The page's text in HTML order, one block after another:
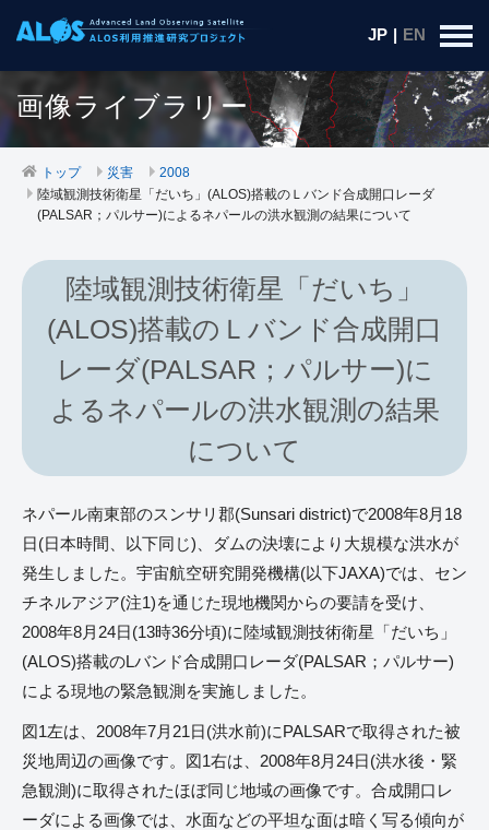
JP | EN
画像ライブラリー
トップ 災害
2008
陸域観測技術衛星「だいち」(ALOS)搭載のＬバンド合成開口レーダ
(PALSAR；パルサー)によるネパールの洪水観測の結果について
陸域観測技術衛星「だいち」
(ALOS)搭載のＬバンド合成開口
レーダ(PALSAR；パルサー)に
よるネパールの洪水観測の結果
について
ネパール南東部のスンサリ郡(Sunsari district)で2008年8月18
日(日本時間、以下同じ)、ダムの決壊により大規模な洪水が
発生しました。宇宙航空研究開発機構(以下JAXA)では、セン
チネルアジア(注1)を通じた現地機関からの要請を受け、
2008年8月24日(13時36分頃)に陸域観測技術衛星「だいち」
(ALOS)搭載のLバンド合成開口レーダ(PALSAR；パルサー)
による現地の緊急観測を実施しました。
図1左は、2008年7月21日(洪水前)にPALSARで取得された被
災地周辺の画像です。図1右は、2008年8月24日(洪水後・緊
急観測)に取得されたほぼ同じ地域の画像です。合成開口レ
ーダによる画像では、水面などの平坦な面は暗く写る傾向が